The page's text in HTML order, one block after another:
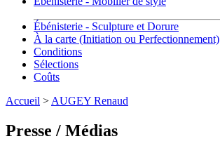
Ébénisterie - Sculpture et Dorure
À la carte (Initiation ou Perfectionnement)
Conditions
Sélections
Coûts
Accueil > AUGEY Renaud
Presse / Médias